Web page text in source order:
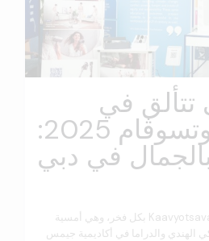
تتألق في
معرض كافيوتسوڤام 2025:
في دبي
قام جيمي برعاية Kaavyotsavam 2025 بكل فخر، وهي أمسية
الهندي والدراما في أكاديمية جيمس